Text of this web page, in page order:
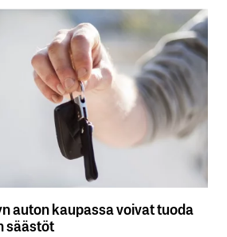
auton kaupassa voivat tuoda
säästöt